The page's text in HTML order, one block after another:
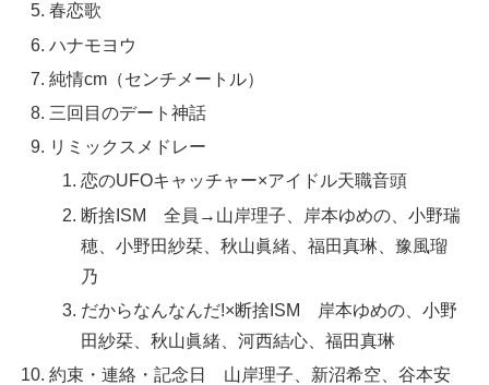
春恋歌
ハナモヨウ
純情cm（センチメートル）
三回目のデート神話
リミックスメドレー
恋のUFOキャッチャー×アイドル天職音頭
断捨ISM 全員→山岸理子、岸本ゆめの、小野瑞
穂、小野田紗栞、秋山眞緒、福田真琳、豫風瑠
乃
だからなんなんだ!×断捨ISM 岸本ゆめの、小野
田紗栞、秋山眞緒、河西結心、福田真琳
約束・連絡・記念日 山岸理子、新沼希空、谷本安